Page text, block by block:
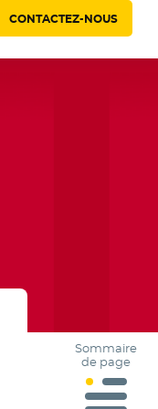
CONTACTEZ-NOUS
Sommaire
de page